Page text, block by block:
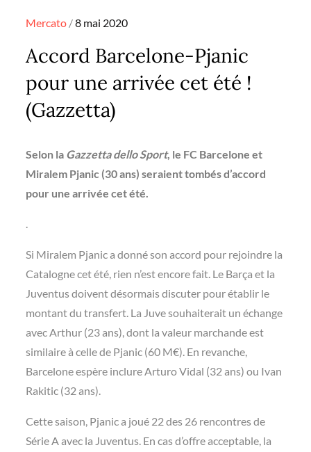
Mercato Posted
8 mai 2020
Accord Barcelone-Pjanic
pour une arrivée cet été !
(Gazzetta)
Selon la Gazzetta dello Sport, le FC Barcelone et
Miralem Pjanic (30 ans) seraient tombés d’accord
pour une arrivée cet été.
.
Si Miralem Pjanic a donné son accord pour rejoindre la
Catalogne cet été, rien n’est encore fait. Le Barça et la
Juventus doivent désormais discuter pour établir le
montant du transfert. La Juve souhaiterait un échange
avec Arthur (23 ans), dont la valeur marchande est
similaire à celle de Pjanic (60 M€). En revanche,
Barcelone espère inclure Arturo Vidal (32 ans) ou Ivan
Rakitic (32 ans).
Cette saison, Pjanic a joué 22 des 26 rencontres de
Série A avec la Juventus. En cas d’offre acceptable, la